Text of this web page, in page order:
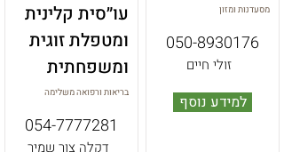
מסעדנות ומזון
050-8930176
זולי חיים
למידע נוסף בריאות ורפואה משלימה
054-7777281
דקלה צור שמיר
עו״סית קלינית
ומטפלת זוגית
ומשפחתית